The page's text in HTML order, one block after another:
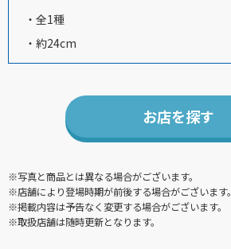
・全1種
・約24cm
お店を探す
※写真と商品とは異なる場合がございます。
※店舗により登場時期が前後する場合がございます。
※掲載内容は予告なく変更する場合がございます。
※取扱店舗は随時更新となります。